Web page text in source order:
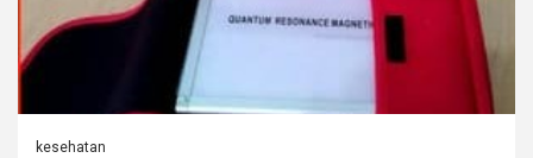
kesehatan